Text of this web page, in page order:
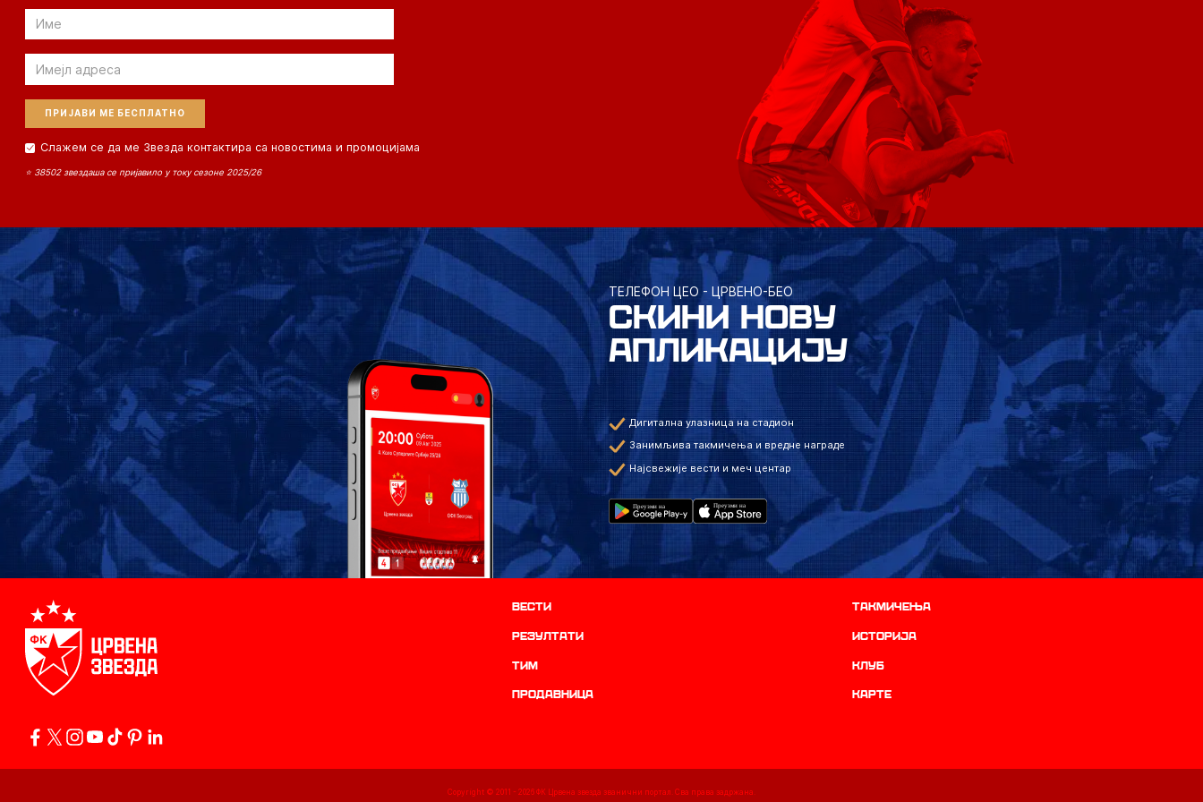
Email
Email
Слажем се да ме Звезда контактира са новостима и промоцијама
⭐ 38502 звездаша се пријавило у току сезоне 2025/26
ТЕЛЕФОН ЦЕО - ЦРВЕНО-БЕО
СКИНИ НОВУ
АПЛИКАЦИЈУ
Дигитална улазница на стадион
Занимљива такмичења и вредне награде
Најсвежије вести и меч центар
Вести Такмичења
резултати историја
ТИМ Клуб
продавница Карте
Copyright © 2011 - 2026ФК Црвена звезда званични портал. Сва права задржана.